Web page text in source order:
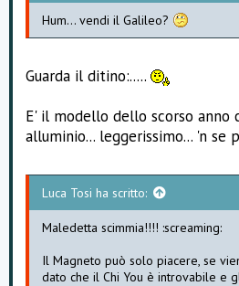
Hum... vendi il Galileo?
Guarda il ditino:.....
E' il modello dello scorso
alluminio... leggerissimo... 'n se
Luca Tosi ha scritto:
Maledetta scimmia!!!! :screaming:
Il Magneto può solo piacere, se
dato che il Chi You è introvabile e